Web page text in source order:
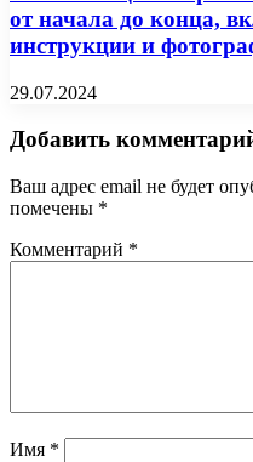
от начала до конца,
инструкции и
29.07.2024
Добавить
Ваш адрес email не будет
помечены *
Комментарий *
Имя *